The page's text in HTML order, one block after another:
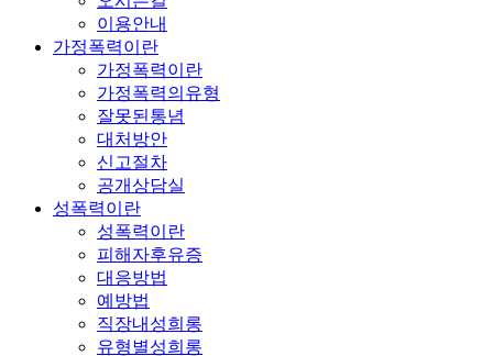
이용안내
가정폭력이란
가정폭력이란
가정폭력의유형
잘못된통념
대처방안
신고절차
공개상담실
성폭력이란
성폭력이란
피해자후유증
대응방법
예방법
직장내성희롱
유형별성희롱